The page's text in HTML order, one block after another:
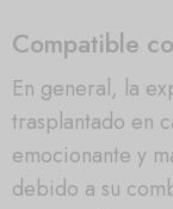
Compatible
En general, la
trasplantado en
emocionante y
debido a su